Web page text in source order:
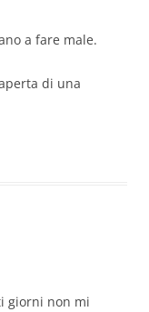
a fare male.
di una
giorni non mi